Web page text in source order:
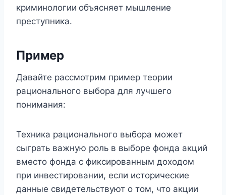
криминологии объясняет мышление
преступника.
Пример
Давайте рассмотрим пример теории
рационального выбора для лучшего
понимания:
Техника рационального выбора может
сыграть важную роль в выборе фонда акций
вместо фонда с фиксированным доходом
при инвестировании, если исторические
данные свидетельствуют о том, что акции